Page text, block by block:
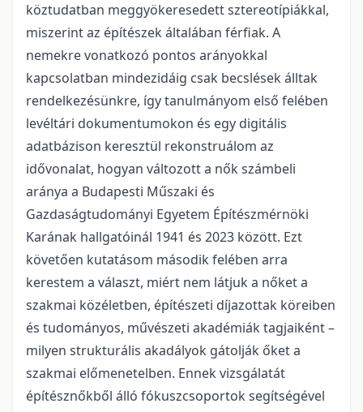
köztudatban meggyökeresedett sztereotípiákkal,
miszerint az építészek általában férfiak. A
nemekre vonatkozó pontos arányokkal
kapcsolatban mindezidáig csak becslések álltak
rendelkezésünkre, így tanulmányom első felében
levéltári dokumentumokon és egy digitális
adatbázison keresztül rekonstruálom az
idővonalat, hogyan változott a nők számbeli
aránya a Budapesti Műszaki és
Gazdaságtudományi Egyetem Építészmérnöki
Karának hallgatóinál 1941 és 2023 között. Ezt
követően kutatásom második felében arra
kerestem a választ, miért nem látjuk a nőket a
szakmai közéletben, építészeti díjazottak köreiben
és tu­dományos, művészeti akadémiák tagjaiként –
milyen strukturális akadályok gátolják őket a
szakmai előmenetelben. Ennek vizsgálatát
építésznőkből álló fókuszcsoportok segítségével